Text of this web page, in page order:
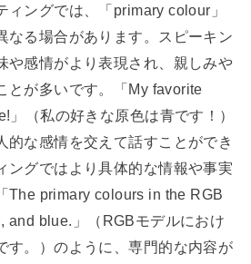
ィングでは、「primary colour」
なる場合があります。スピーキン
や感情がより表現され、親しみや
とが多いです。「My favorite
（私の好きな原色は青です！）
的な感情を交えて話すことができ
ングではより具体的な情報や事実
The primary colours in the RGB
and blue.」（RGBモデルにおけ
す。）のように、専門的な内容が